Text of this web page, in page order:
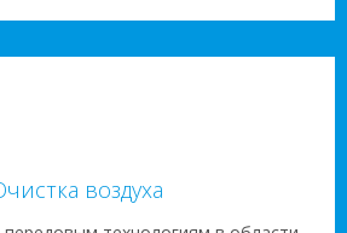
воздуха